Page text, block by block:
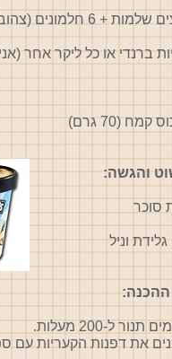
קמח (70 גרם)
והגשה:
סוכר
גלידת וניל
ההכנה:
ל-200 מעלות.
את דפנות הקעריות עם